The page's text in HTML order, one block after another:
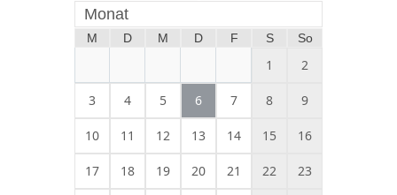
Monat
M D M D F S So
1 2
3 4 5 6 7 8 9
10 11 12 13 14 15 16
17 18 19 20 21 22 23